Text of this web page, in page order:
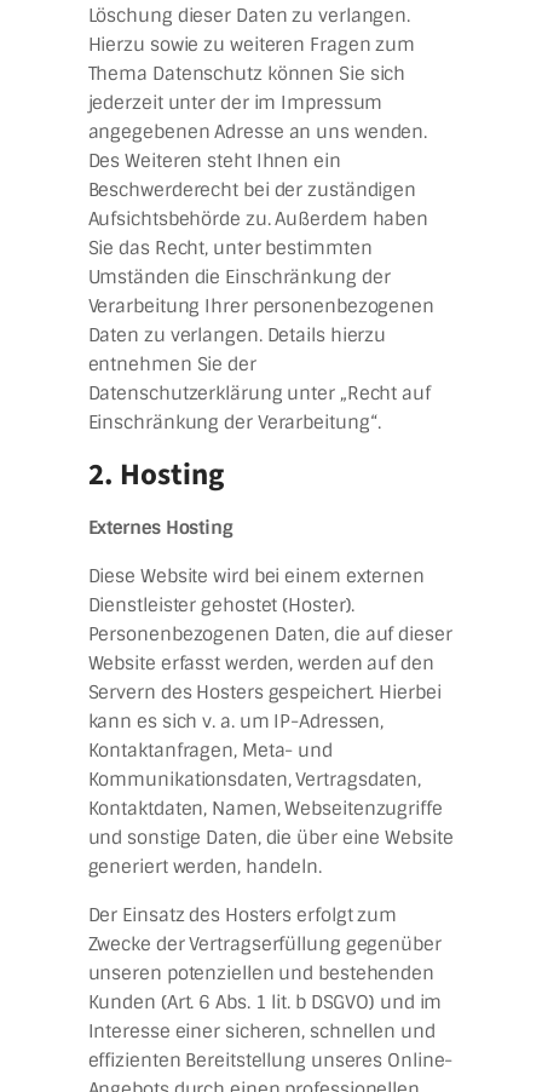
Löschung dieser Daten zu verlangen.
Hierzu sowie zu weiteren Fragen zum
Thema Datenschutz können Sie sich
jederzeit unter der im Impressum
angegebenen Adresse an uns wenden.
Des Weiteren steht Ihnen ein
Beschwerderecht bei der zuständigen
Aufsichtsbehörde zu. Außerdem haben
Sie das Recht, unter bestimmten
Umständen die Einschränkung der
Verarbeitung Ihrer personenbezogenen
Daten zu verlangen. Details hierzu
entnehmen Sie der
Datenschutzerklärung unter „Recht auf
Einschränkung der Verarbeitung“.
2. Hosting
Externes Hosting
Diese Website wird bei einem externen
Dienstleister gehostet (Hoster).
Personenbezogenen Daten, die auf dieser
Website erfasst werden, werden auf den
Servern des Hosters gespeichert. Hierbei
kann es sich v. a. um IP-Adressen,
Kontaktanfragen, Meta- und
Kommunikationsdaten, Vertragsdaten,
Kontaktdaten, Namen, Webseitenzugriffe
und sonstige Daten, die über eine Website
generiert werden, handeln.
Der Einsatz des Hosters erfolgt zum
Zwecke der Vertragserfüllung gegenüber
unseren potenziellen und bestehenden
Kunden (Art. 6 Abs. 1 lit. b DSGVO) und im
Interesse einer sicheren, schnellen und
effizienten Bereitstellung unseres Online-